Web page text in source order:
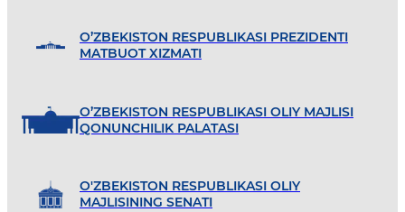
O’ZBEKISTON RESPUBLIKASI PREZIDENTI
MATBUOT XIZMATI
O’ZBEKISTON RESPUBLIKASI OLIY MAJLISI
QONUNCHILIK PALATASI
O'ZBEKISTON RESPUBLIKASI OLIY
MAJLISINING SENATI